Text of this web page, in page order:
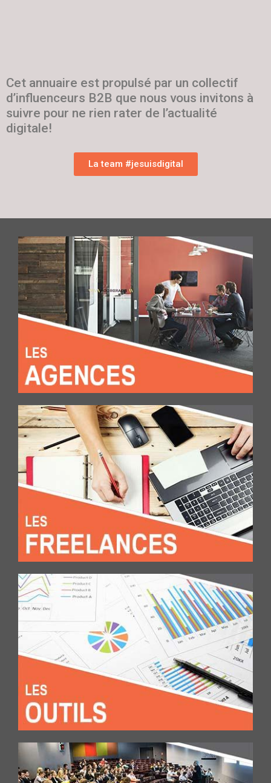
Cet annuaire est propulsé par un collectif
d’influenceurs B2B que nous vous invitons à
suivre pour ne rien rater de l’actualité
digitale!
La team #jesuisdigital